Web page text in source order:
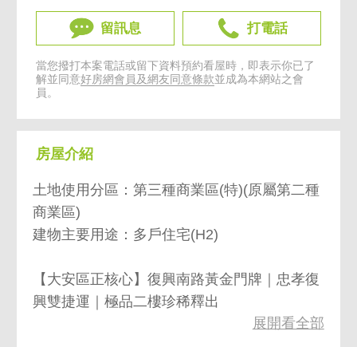
留訊息 打電話
當您撥打本案電話或留下資料預約看屋時，即表示你已了
解並同意好房網會員及網友同意條款並成為本網站之會
員。
房屋介紹
土地使用分區：第三種商業區(特)(原屬第二種
商業區)
建物主要用途：多戶住宅(H2)
【大安區正核心】復興南路黃金門牌｜忠孝復
興雙捷運｜極品二樓珍稀釋出
當「地段」決定一切，這裡就是您無可挑剔的
展開看全部